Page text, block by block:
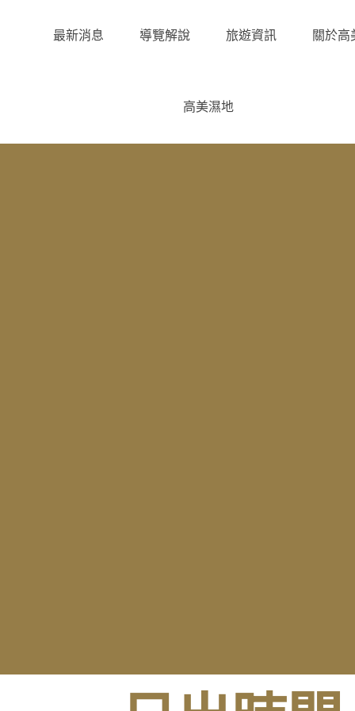
最新消息 導覽解說 旅遊資訊 關於高
高美濕地